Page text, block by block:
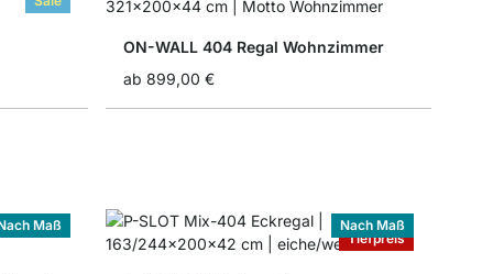
ON-WALL 404 Regal Wohnzimmer
ab 899,00 €
Maß
Tiefpreis
Nach Maß